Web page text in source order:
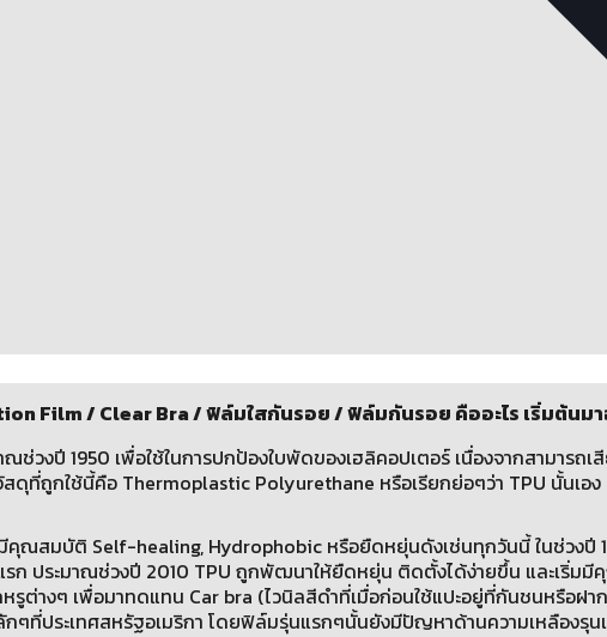
Film / Clear Bra / ฟิล์มใสกันรอย / ฟิล์มกันรอย คืออะไร เริ่มต้นมา
วงปี 1950 เพื่อใช้ในการปกป้องใบพัดของเฮลิคอปเตอร์ เนื่องจากสามารถ
สดุที่ถูกใช้นี้คือ Thermoplastic Polyurethane หรือเรียกย่อๆว่า TPU นั้นเอง
คุณสมบัติ Self-healing, Hydrophobic หรือยืดหยุ่นดังเช่นทุกวันนี้ ในช่วงปี
ก ประมาณช่วงปี 2010 TPU ถูกพัฒนาให้ยืดหยุ่น ติดตั้งได้ง่ายขึ้น และเริ่ม
รูต่างๆ เพื่อมาทดแทน Car bra (ไวนิลสีดำที่เมื่อก่อนใช้แปะอยู่ที่กันชนหรือฝ
กๆที่ประเทศสหรัฐอเมริกา โดยฟิล์มรุ่นแรกๆนั้นยังมีปัญหาด้านความเหลือง